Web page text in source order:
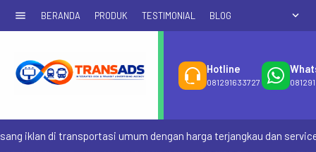
menu BERANDA PRODUK TESTIMONIAL BLOG expand_more
Hotline
081291633727
di transportasi umum dengan harga terjangkau dan service yang